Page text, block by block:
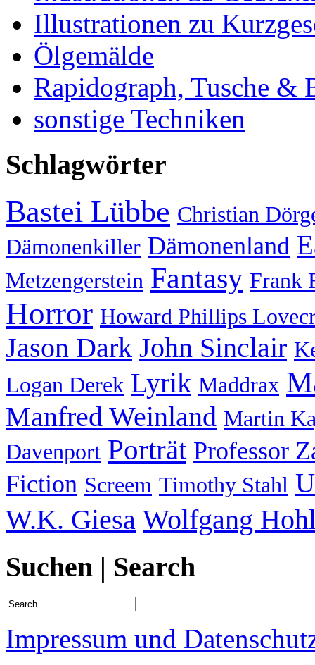
Illustrationen zu
Ölgemälde
Rapidograph, Tusche &
sonstige Techniken
Schlagwörter
Bastei Lübbe Christian
Dämonenkiller Dämonenland
Metzengerstein Fantasy Frank
Horror Howard Phillips
Jason Dark John Sinclair
Logan Derek Lyrik Maddrax
Manfred Weinland Martin
Davenport Porträt Professor
Fiction Screem Timothy Stahl
W.K. Giesa Wolfgang
Suchen | Search
Impressum und